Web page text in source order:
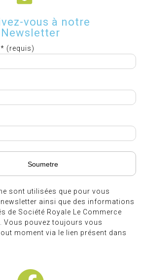
vous à notre
Newsletter
(requis)
sont utilisées que pour vous
ainsi que des informations
de Société Royale Le Commerce
Vous pouvez toujours vous
moment via le lien présent dans